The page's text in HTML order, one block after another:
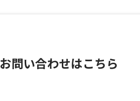
お問い合わせはこちら